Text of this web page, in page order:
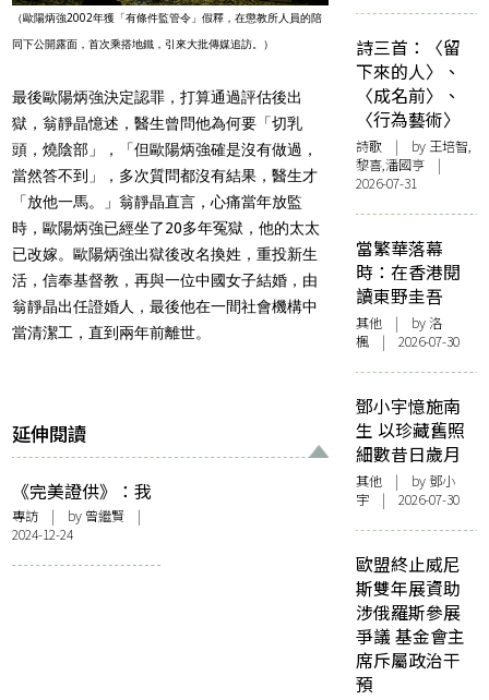
（歐陽炳強2002年獲「有條件監管令」假釋，在懲教所人員的陪
同下公開露面，首次乘搭地鐵，引來大批傳媒追訪。）
最後歐陽炳強決定認罪，打算通過評估後出
獄，翁靜晶憶述，醫生曾問他為何要「切乳
頭，燒陰部」，「但歐陽炳強確是沒有做過，
當然答不到」，多次質問都沒有結果，醫生才
「放他一馬。」翁靜晶直言，心痛當年放監
時，歐陽炳強已經坐了20多年冤獄，他的太太
已改嫁。歐陽炳強出獄後改名換姓，重投新生
活，信奉基督教，再與一位中國女子結婚，由
翁靜晶出任證婚人，最後他在一間社會機構中
當清潔工，直到兩年前離世。
延伸閱讀
《完美證供》：我
在自己的法庭反覆
敲問自身——訪演
員蘇玉華
專訪 | by 曾繼賢 |
2024-12-24
詩三首：〈留
下來的人〉、
〈成名前〉、
〈行為藝術〉
詩歌 | by 王培智,
黎喜,潘國亨 |
2026-07-31
當繁華落幕
時：在香港閱
讀東野圭吾
其他 | by洛
楓 | 2026-07-30
鄧小宇憶施南
生 以珍藏舊照
細數昔日歲月
其他 | by 鄧小
宇 | 2026-07-30
歐盟終止威尼
斯雙年展資助
涉俄羅斯參展
爭議 基金會主
席斥屬政治干
預